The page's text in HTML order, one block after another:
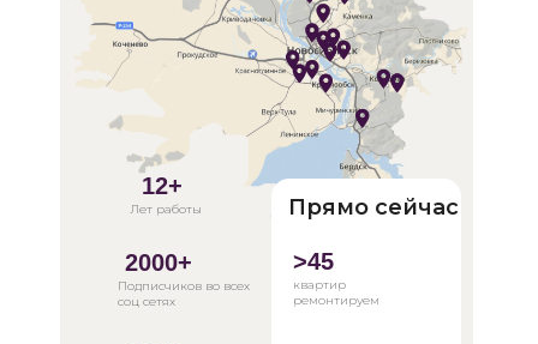
Прямо сейчас
квартир
ремонтируем
>45
Подписчиков во всех
соц сетях
Лет работы
2000+
12+